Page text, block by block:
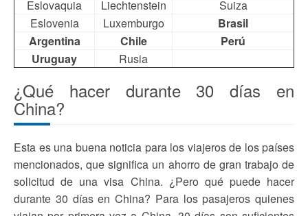
Eslovaquia
Liechtenstein
Suiza
Eslovenia
Luxemburgo
Brasil
Argentina
Chile
Perú
Uruguay
Rusia
¿Qué hacer durante 30 días en
China?
Esta es una buena noticia para los viajeros de los países
mencionados, que significa un ahorro de gran trabajo de
solicitud de una visa China. ¿Pero qué puede hacer
durante 30 días en China? Para los pasajeros quienes